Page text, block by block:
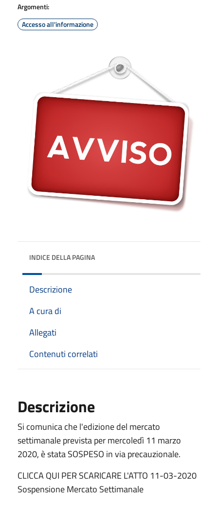
Argomenti:
Accesso all'informazione
INDICE DELLA PAGINA
Descrizione
A cura di
Allegati
Contenuti correlati
Descrizione
Si comunica che l'edizione del mercato
settimanale prevista per mercoledì 11 marzo
2020, è stata SOSPESO in via precauzionale.
CLICCA QUI PER SCARICARE L'ATTO 11-03-2020
Sospensione Mercato Settimanale